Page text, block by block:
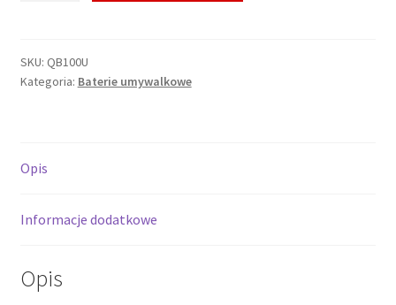
umywalkowa,
chrom
SKU: QB100U
Kategoria: Baterie umywalkowe
Opis
Informacje dodatkowe
Opis